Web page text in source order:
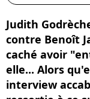
Judith
contre Benoît
caché avoir
elle... Alors
interview